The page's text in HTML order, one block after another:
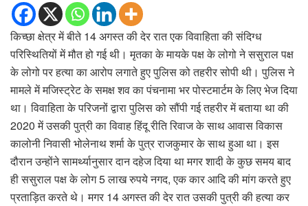
किच्छा क्षेत्र में बीते 14 अगस्त की देर रात एक विवाहिता की संदिग्ध
परिस्थितियों में मौत हो गई थी। मृतका के मायके पक्ष के लोगो ने ससुराल पक्ष
के लोगो पर हत्या का आरोप लगाते हुए पुलिस को तहरीर सोपी थी। पुलिस ने
मामले में मजिस्ट्रेट के समक्ष शव का पंचनामा भर पोस्टमार्टम के लिए भेज दिया
था। विवाहिता के परिजनों द्वारा पुलिस को सौंपी गई तहरीर में बताया था की
2020 में उसकी पुत्री का विवाह हिंदू रीति रिवाज के साथ आवास विकास
कालोनी निवासी भोलेनाथ शर्मा के पुत्र राजकुमार के साथ हुआ था। इस
दौरान उन्होंने सामर्थ्यानुसार दान दहेज दिया था मगर शादी के कुछ समय बाद
ही ससुराल पक्ष के लोग 5 लाख रुपये नगद, एक कार आदि की मांग करते हुए
प्रताड़ित करते थे। मगर 14 अगस्त की देर रात उसकी पुत्री की हत्या कर